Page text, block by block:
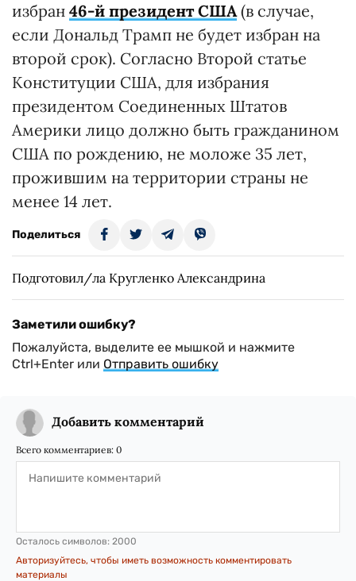
избран 46-й президент США(в случае,
если Дональд Трамп не будет избран на
второй срок). Согласно Второй статье
Конституции США, для избрания
президентом Соединенных Штатов
Америки лицо должно быть гражданином
США по рождению, не моложе 35 лет,
прожившим на территории страны не
менее 14 лет.
Поделиться
Подготовил/ла Кругленко Александрина
Заметили ошибку?
Пожалуйста, выделите ее мышкой и нажмите
Ctrl+Enter или Отправить ошибку
Добавить комментарий
Всего комментариев: 0
Осталось символов: 2000
Авторизуйтесь, чтобы иметь возможность комментировать
материалы